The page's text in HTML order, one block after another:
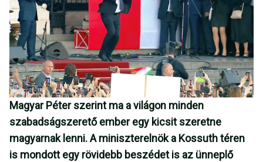
Magyar Péter szerint ma a világon minden
szabadságszerető ember egy kicsit szeretne
magyarnak lenni. A miniszterelnök a Kossuth téren
is mondott egy rövidebb beszédet is az ünneplő